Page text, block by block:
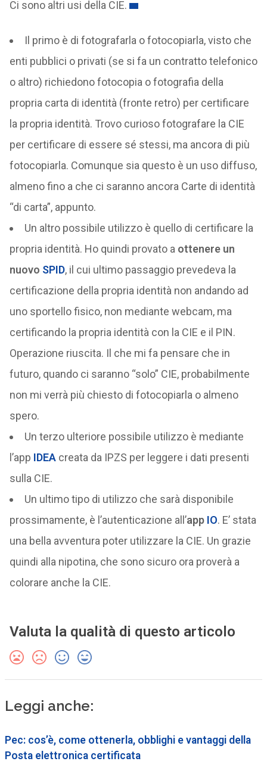
Ci sono altri usi della CIE.
Il primo è di fotografarla o fotocopiarla, visto che
enti pubblici o privati (se si fa un contratto telefonico
o altro) richiedono fotocopia o fotografia della
propria carta di identità (fronte retro) per certificare
la propria identità. Trovo curioso fotografare la CIE
per certificare di essere sé stessi, ma ancora di più
fotocopiarla. Comunque sia questo è un uso diffuso,
almeno fino a che ci saranno ancora Carte di identità
“di carta”, appunto.
Un altro possibile utilizzo è quello di certificare la
propria identità. Ho quindi provato a ottenere un
nuovo SPID, il cui ultimo passaggio prevedeva la
certificazione della propria identità non andando ad
uno sportello fisico, non mediante webcam, ma
certificando la propria identità con la CIE e il PIN.
Operazione riuscita. Il che mi fa pensare che in
futuro, quando ci saranno “solo” CIE, probabilmente
non mi verrà più chiesto di fotocopiarla o almeno
spero.
Un terzo ulteriore possibile utilizzo è mediante
l’app IDEAcreata da IPZS per leggere i dati presenti
sulla CIE.
Un ultimo tipo di utilizzo che sarà disponibile
prossimamente, è l’autenticazione all’app IO. E’ stata
una bella avventura poter utilizzare la CIE. Un grazie
quindi alla nipotina, che sono sicuro ora proverà a
colorare anche la CIE.
Valuta la qualità di questo articolo
Leggi anche:
Pec: cos’è, come ottenerla, obblighi e vantaggi della
Posta elettronica certificata